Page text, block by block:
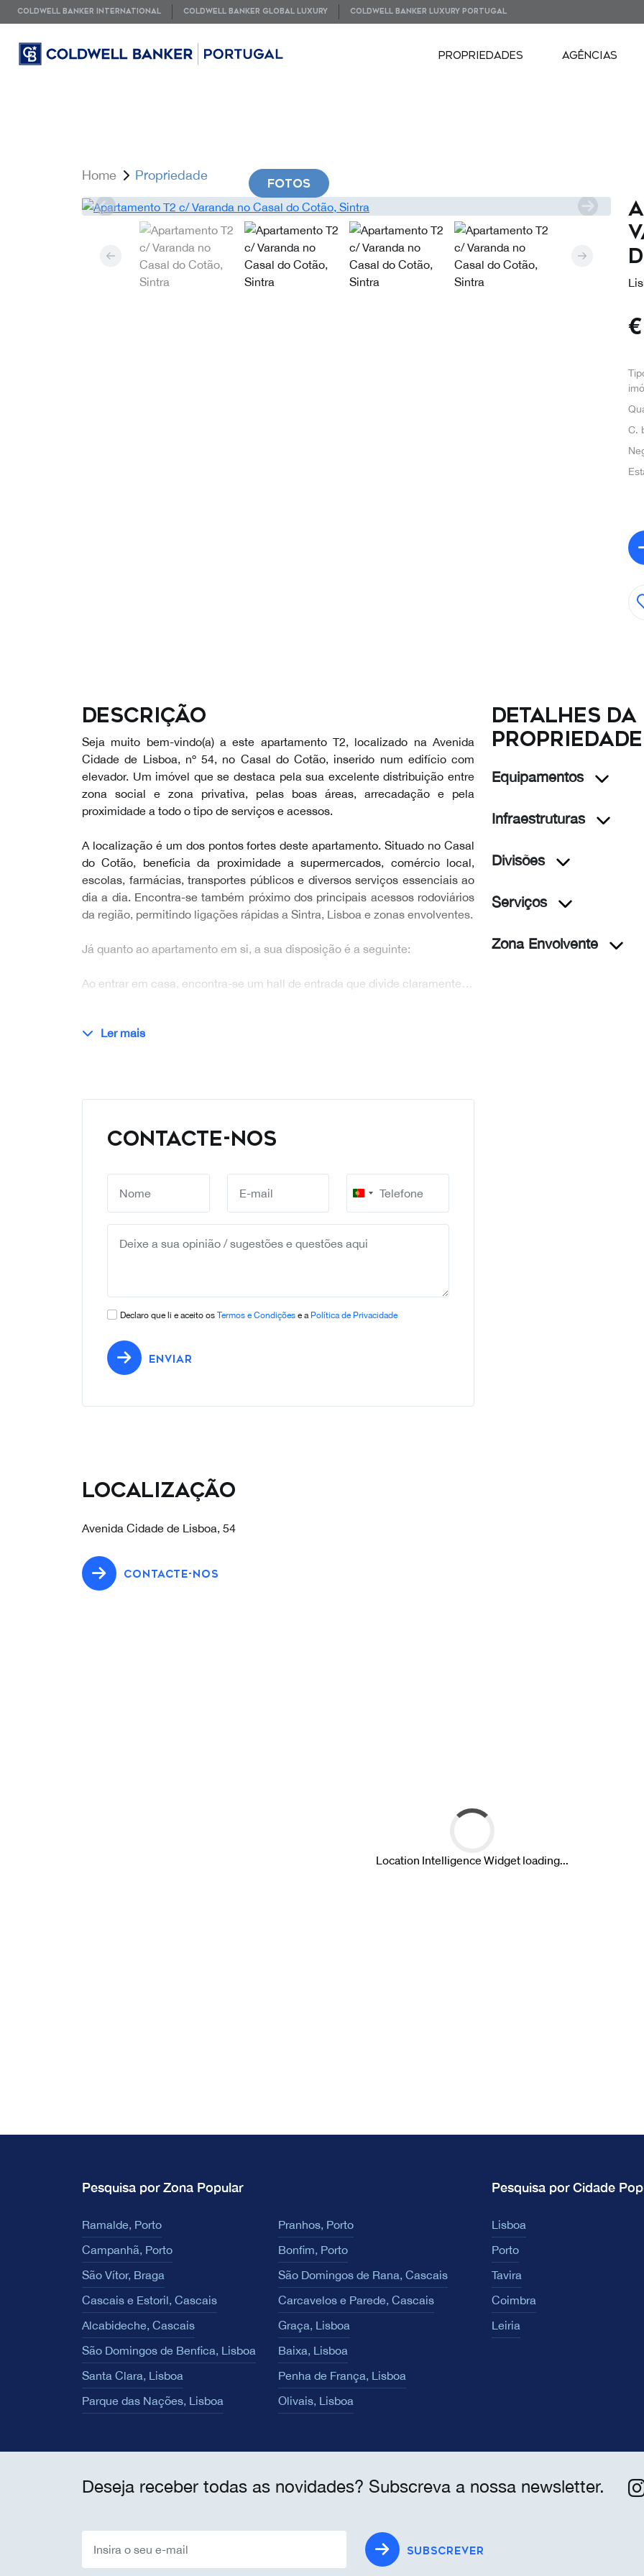
COLDWELL BANKER INTERNATIONAL COLDWELL BANKER GLOBAL LUXURY COLDWELL BANKER LUXURY PORTUGAL
PROPRIEDADES AGÊNCIAS
Home Propriedade
FOTOS
€
C.
Descrição
Seja muito bem-vindo(a) a este apartamento T2, localizado na Avenida
Cidade de Lisboa, nº 54, no Casal do Cotão, inserido num edifício com
elevador. Um imóvel que se destaca pela sua excelente distribuição entre
zona social e zona privativa, pelas boas áreas, arrecadação e pela
proximidade a todo o tipo de serviços e acessos.
A localização é um dos pontos fortes deste apartamento. Situado no Casal
do Cotão, beneficia da proximidade a supermercados, comércio local,
escolas, farmácias, transportes públicos e diversos serviços essenciais ao
dia a dia. Encontra-se também próximo dos principais acessos rodoviários
da região, permitindo ligações rápidas a Sintra, Lisboa e zonas envolventes.
Já quanto ao apartamento em si, a sua disposição é a seguinte:
Ao entrar em casa, encontra-se um hall de entrada que divide claramente…
Ler mais
CONTACTE-NOS
Portugal
+351
Declaro que li e aceito os Termos e Condições e a Política de Privacidade
ENVIAR
Detalhes da
propriedade
Equipamentos
Infraestruturas
Divisões
Serviços
Zona Envolvente
Localização
Avenida Cidade de Lisboa, 54
CONTACTE-NOS
Pesquisa por Zona Popular
Ramalde, Porto
Pranhos, Porto
Campanhã, Porto
Bonfim, Porto
São Vítor, Braga
São Domingos de Rana, Cascais
Cascais e Estoril, Cascais
Carcavelos e Parede, Cascais
Alcabideche, Cascais
Graça, Lisboa
São Domingos de Benfica, Lisboa
Baixa, Lisboa
Santa Clara, Lisboa
Penha de França, Lisboa
Parque das Nações, Lisboa
Olivais, Lisboa
Pesquisa por Cidade
Lisboa
Porto
Tavira
Coimbra
Leiria
Deseja receber todas as novidades? Subscreva a nossa newsletter.
SUBSCREVER